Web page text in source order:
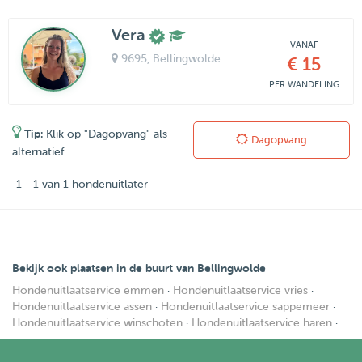
Vera
9695, Bellingwolde
VANAF
€ 15
PER WANDELING
Tip: Klik op "Dagopvang" als
alternatief
Dagopvang
1 - 1 van 1 hondenuitlater
Bekijk ook plaatsen in de buurt van Bellingwolde
Hondenuitlaatservice emmen · Hondenuitlaatservice vries ·
Hondenuitlaatservice assen · Hondenuitlaatservice sappemeer ·
Hondenuitlaatservice winschoten · Hondenuitlaatservice haren ·